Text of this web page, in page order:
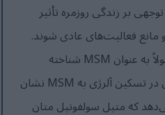
بر زندگی روزمره تأثیر
مانع فعالیت‌های عادی شوند.
متیل سولفونیل متان، که معمولاً به عنوان MSM شناخته
می‌شود، اثرات امیدوارکننده‌ای در تسکین آلرژی به MSM نشان
که متیل سولفونیل متان